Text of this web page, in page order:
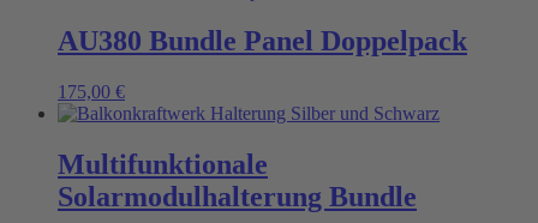
AU380 Bundle Panel Doppelpack
175,00 €
Multifunktionale
Solarmodulhalterung Bundle